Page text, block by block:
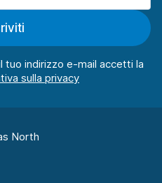
tuo indirizzo e-mail accetti la
North